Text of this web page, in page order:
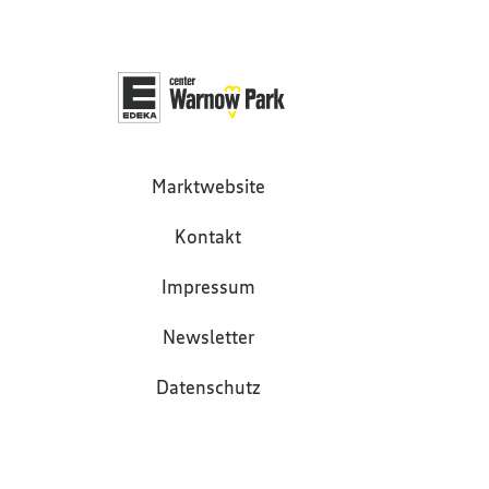
Marktwebsite
Kontakt
Impressum
Newsletter
Datenschutz